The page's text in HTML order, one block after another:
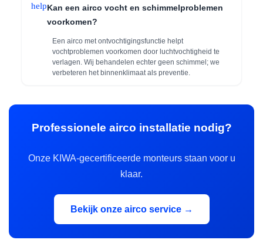
helpKan een airco vocht en schimmelproblemen
voorkomen?
Een airco met ontvochtigingsfunctie helpt
vochtproblemen voorkomen door luchtvochtigheid te
verlagen. Wij behandelen echter geen schimmel; we
verbeteren het binnenklimaat als preventie.
Professionele airco installatie nodig?
Onze KIWA-gecertificeerde monteurs staan voor u
klaar.
Bekijk onze airco service →